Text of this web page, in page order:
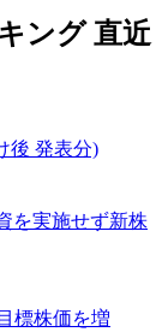
ング 直近
後 発表分)
を実施せず新株
標株価を増